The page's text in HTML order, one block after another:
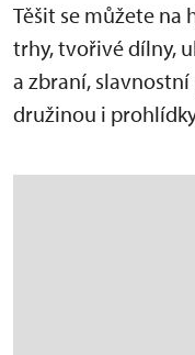
Těšit se můžete na
trhy, tvořivé dílny,
a zbraní,
družinou i